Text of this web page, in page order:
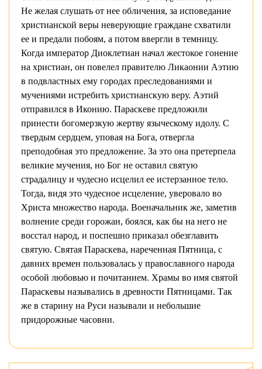
Не желая слушать от нее обличения, за исповедание
христианской веры неверующие граждане схватили
ее и предали побоям, а потом ввергли в темницу.
Когда император Диоклетиан начал жестокое гонение
на христиан, он повелел правителю Ликаонии Аэтию
в подвластных ему городах преследованиями и
мучениями истребить христианскую веру. Аэтий
отправился в Иконию. Параскеве предложили
принести богомерзкую жертву языческому идолу. С
твердым сердцем, уповая на Бога, отвергла
преподобная это предложение. За это она претерпела
великие мучения, но Бог не оставил святую
страдалицу и чудесно исцелил ее истерзанное тело.
Тогда, видя это чудесное исцеление, уверовало во
Христа множество народа. Военачальник же, заметив
волнение среди горожан, боялся, как бы на него не
восстал народ, и поспешно приказал обезглавить
святую. Святая Параскева, нареченная Пятница, с
давних времен пользовалась у православного народа
особой любовью и почитанием. Храмы во имя святой
Параскевы назывались в древности Пятницами. Так
же в старину на Руси называли и небольшие
придорожные часовни.